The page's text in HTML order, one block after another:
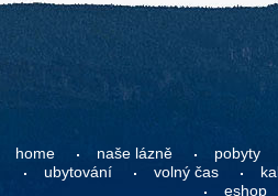
home naše lázně pobyty
ubytování
volný čas
eshop